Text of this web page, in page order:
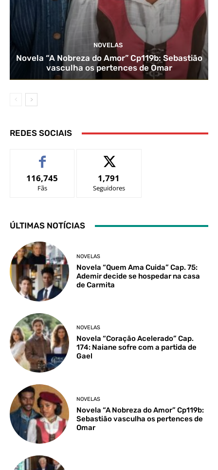
NOVELAS
Novela “A Nobreza do Amor” Cp119b: Sebastião
vasculha os pertences de Omar
REDES SOCIAIS
116,745
Fãs
1,791
Seguidores
ÚLTIMAS NOTÍCIAS
NOVELAS
Novela “Quem Ama Cuida” Cap. 75:
Ademir decide se hospedar na casa
de Carmita
NOVELAS
Novela “Coração Acelerado” Cap.
174: Naiane sofre com a partida de
Gael
NOVELAS
Novela “A Nobreza do Amor” Cp119b:
Sebastião vasculha os pertences de
Omar